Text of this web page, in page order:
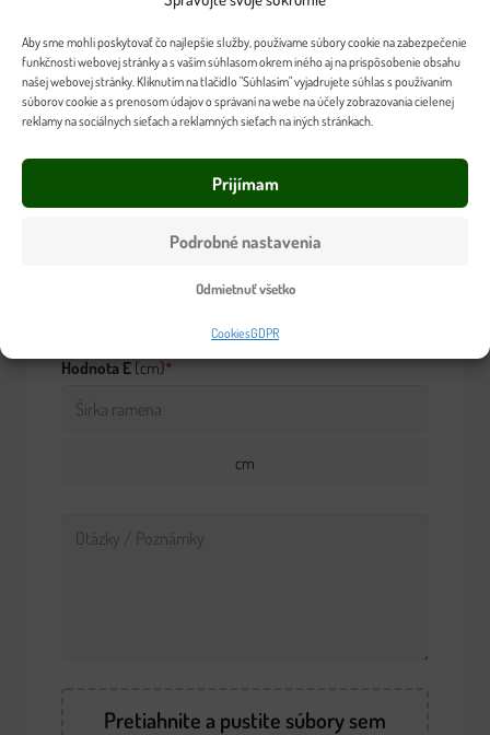
Aby sme mohli poskytovať čo najlepšie služby, používame súbory cookie na zabezpečenie
funkčnosti webovej stránky a s vaším súhlasom okrem iného aj na prispôsobenie obsahu
našej webovej stránky. Kliknutím na tlačidlo "Súhlasím" vyjadrujete súhlas s používaním
súborov cookie a s prenosom údajov o správaní na webe na účely zobrazovania cielenej
reklamy na sociálnych sieťach a reklamných sieťach na iných stránkach.
Prijímam
Odmietnuť všetko
Podrobné nastavenia
CookiesGDPR
cm
Hodnota A(cm)*
cm
Hodnota E (cm)*
cm
Pretiahnite a pustite súbory sem